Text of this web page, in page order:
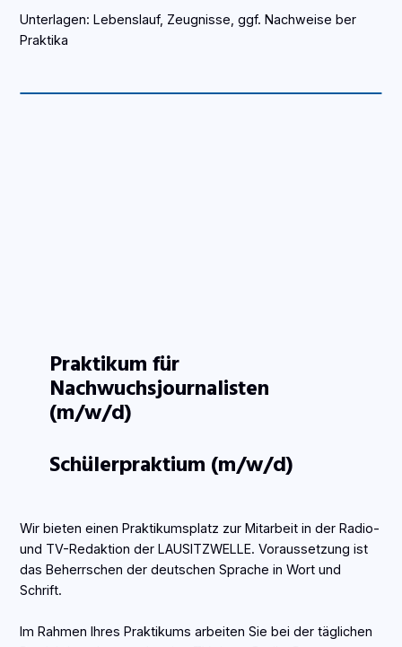
Unterlagen: Lebenslauf, Zeugnisse, ggf. Nachweise ber
Praktika
Praktikum für
Nachwuchsjournalisten
(m/w/d)
Schülerpraktium (m/w/d)
Wir bieten einen Praktikumsplatz zur Mitarbeit in der Radio-
und TV-Redaktion der LAUSITZWELLE. Voraussetzung ist
das Beherrschen der deutschen Sprache in Wort und
Schrift.
Im Rahmen Ihres Praktikums arbeiten Sie bei der täglichen